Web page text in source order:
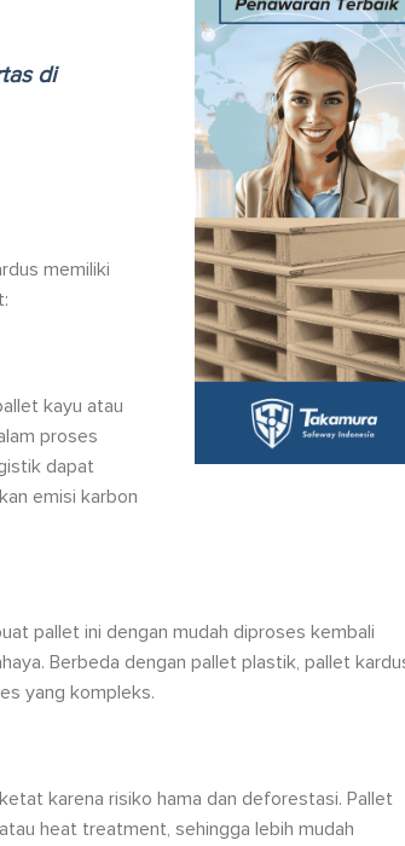
di
memiliki
kayu atau
proses
dapat
emisi karbon
pallet ini dengan mudah diproses kembali
Berbeda dengan pallet plastik, pallet
yang kompleks.
karena risiko hama dan deforestasi. Pallet
heat treatment, sehingga lebih mudah